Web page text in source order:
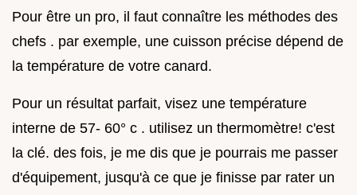
Pour être un pro, il faut connaître les méthodes des
chefs . par exemple, une cuisson précise dépend de
la température de votre canard.
Pour un résultat parfait, visez une température
interne de 57- 60° c . utilisez un thermomètre! c'est
la clé. des fois, je me dis que je pourrais me passer
d'équipement, jusqu'à ce que je finisse par rater un